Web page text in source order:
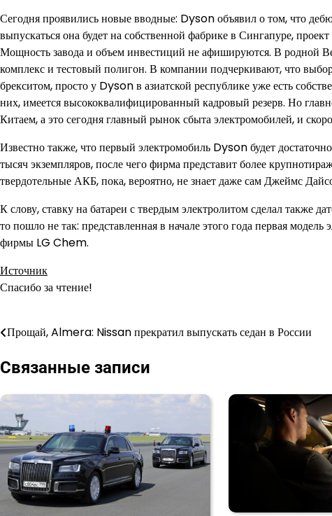
Сегодня проявились новые вводные: Dyson объявил о том, что
выпускаться она будет на собственной фабрике в Сингапуре,
Мощность завода и объем инвестиций не афишируются. В родной
комплекс и тестовый полигон. В компании подчеркивают, что
брекситом, просто у Dyson в азиатской республике уже есть
них, имеется высококвалифицированный кадровый резерв. Но
Китаем, а это сегодня главный рынок сбыта электромобилей, и
Известно также, что первый электромобиль Dyson будет
тысяч экземпляров, после чего фирма представит более
твердотельные АКБ, пока, вероятно, не знает даже сам Джеймс
К слову, ставку на батареи с твердым электролитом сделал также
то пошло не так: представленная в начале этого года первая
фирмы LG Chem.
Источник
Спасибо за чтение!
Навигация
по
Прощай, Almera: Nissan прекратил выпускать седан в России
Связанные записи